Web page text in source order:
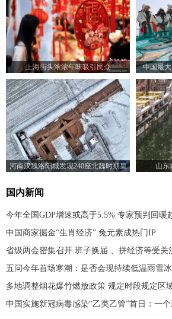
上海街头浓浓年味吸引民众
中国最
河南汉魏洛阳城发现240座北魏时期皇
山东
国内新闻
今年全国GDP增速或高于5.5% 专家预判回暖
中国商家掘金“生肖经济” 兔元素成热门IP
省级两会密集召开 班子换届 、拼经济等受关
五问今年首场寒潮：是否会现持续低温雨雪
多地调整烟花爆竹燃放政策 规定时段规定区
中国实施新冠病毒感染“乙类乙管”首日：一